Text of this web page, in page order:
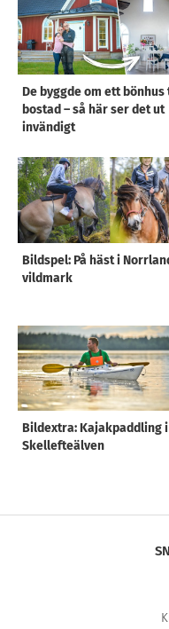
De byggde om ett
bostad – så här ser det ut
invändigt
Bildspel: På häst i
vildmark
Bildextra: Kajakpaddling i
Skellefteälven